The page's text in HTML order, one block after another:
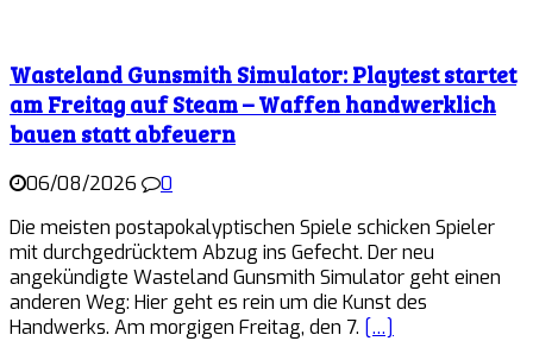
Wasteland Gunsmith Simulator: Playtest startet
am Freitag auf Steam – Waffen handwerklich
bauen statt abfeuern
06/08/2026
0
Die meisten postapokalyptischen Spiele schicken Spieler
mit durchgedrücktem Abzug ins Gefecht. Der neu
angekündigte Wasteland Gunsmith Simulator geht einen
anderen Weg: Hier geht es rein um die Kunst des
Handwerks. Am morgigen Freitag, den 7. […]